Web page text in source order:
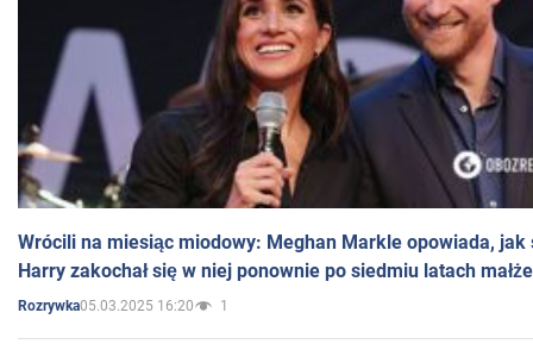
Wrócili na miesiąc miodowy: Meghan Markle opowiada, jak
Harry zakochał się w niej ponownie po siedmiu latach
Rozrywka05.03.2025 16:20 1